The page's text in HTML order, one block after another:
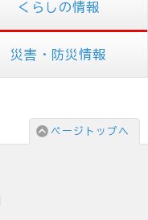
くらしの情報
災害・防災情報
ページトップへ